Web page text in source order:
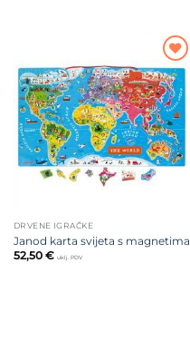
Dodajte
na listu
želja
DRVENE IGRAČKE
Janod karta svijeta s magnetima
52,50 € uklj. PDV